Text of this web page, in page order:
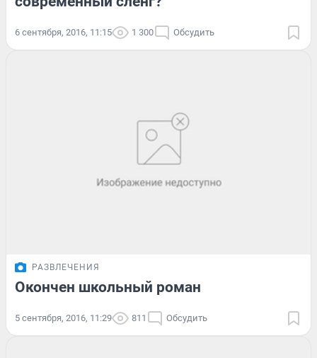
6 сентября, 2016, 11:15 1 300 Обсудить
РАЗВЛЕЧЕНИЯ
Окончен школьный роман
5 сентября, 2016, 11:29 811 Обсудить